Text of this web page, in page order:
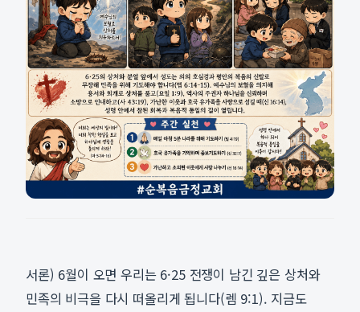
서론) 6월이 오면 우리는 6·25 전쟁이 남긴 깊은 상처와
민족의 비극을 다시 떠올리게 됩니다(렘 9:1). 지금도